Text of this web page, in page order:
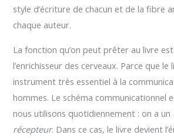
style d’écriture de chacun et de la fibre
chaque auteur.
La fonction qu’on peut prêter au livre
l’enrichisseur des cerveaux. Parce que le
instrument très essentiel à la
hommes. Le schéma communicationnel
nous utilisons quotidiennement : on a un
récepteur. Dans ce cas, le livre devient